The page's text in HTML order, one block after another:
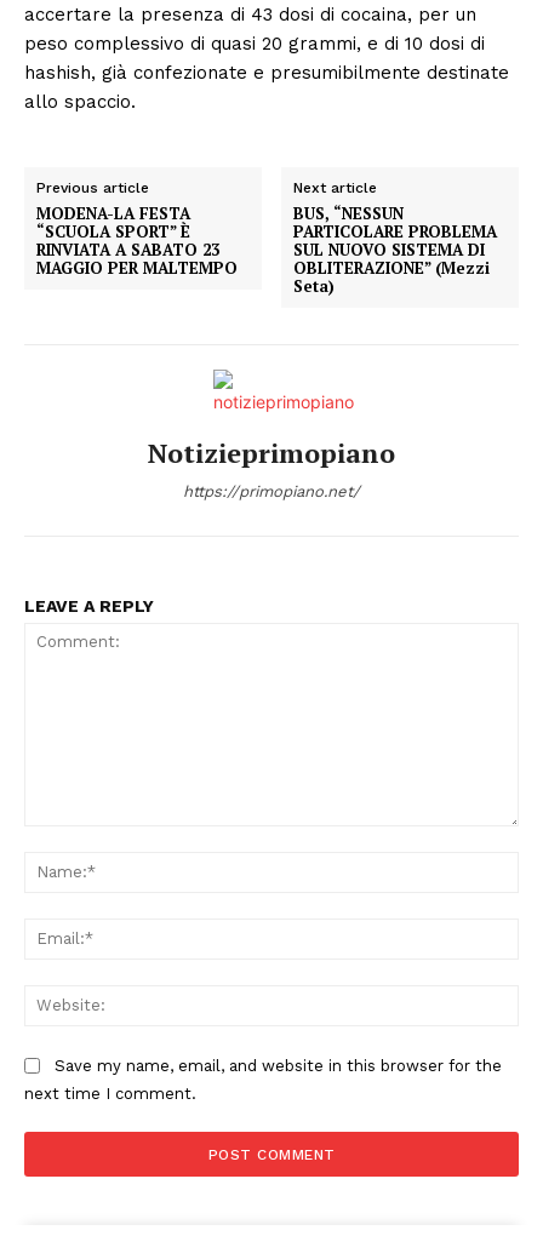
accertare la presenza di 43 dosi di cocaina, per un
peso complessivo di quasi 20 grammi, e di 10 dosi di
hashish, già confezionate e presumibilmente destinate
allo spaccio.
Previous article
MODENA-LA FESTA
“SCUOLA SPORT” È
RINVIATA A SABATO 23
MAGGIO PER MALTEMPO
Next article
BUS, “NESSUN
PARTICOLARE PROBLEMA
SUL NUOVO SISTEMA DI
OBLITERAZIONE” (Mezzi
Seta)
Notizieprimopiano
https://primopiano.net/
LEAVE A REPLY
Save my name, email, and website in this browser for the
next time I comment.